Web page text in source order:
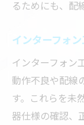
るためにも、配
インターフォ
インターフォン
動作不良や配線
す。これらを未
器仕様の確認、